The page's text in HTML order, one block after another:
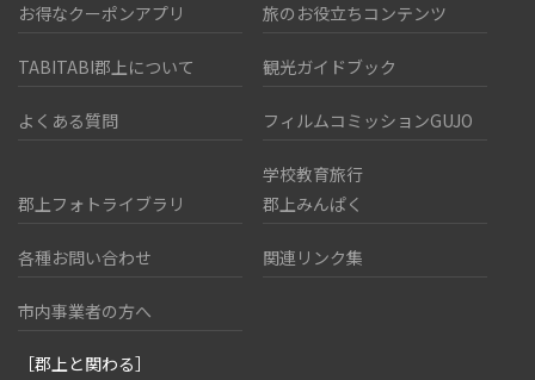
お得なクーポンアプリ 旅のお役立ちコンテンツ
TABITABI郡上について 観光ガイドブック
よくある質問 フィルムコミッションGUJO
郡上フォトライブラリ
学校教育旅行
郡上みんぱく
各種お問い合わせ 関連リンク集
市内事業者の方へ
［郡上と関わる］